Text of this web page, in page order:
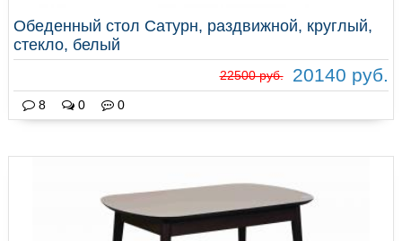
Обеденный стол Сатурн, раздвижной, круглый,
стекло, белый
22500 руб. 20140 руб.
8 0 0